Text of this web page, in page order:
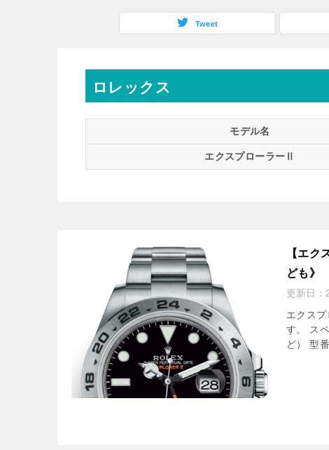
Tweet
ロレックス
モデル名
エクスプローラーⅡ
【エ
ども》
更新日：
エクス
す。 ス
ど） 型